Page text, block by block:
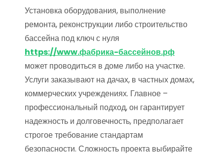
Установка оборудования, выполнение
ремонта, реконструкции либо строительство
бассейна под ключ с нуля
https://www.фабрика-бассейнов.рф
может проводиться в доме либо на участке.
Услуги заказывают на дачах, в частных домах,
коммерческих учреждениях. Главное –
профессиональный подход, он гарантирует
надежность и долговечность, предполагает
строгое требование стандартам
безопасности. Сложность проекта выбирайте